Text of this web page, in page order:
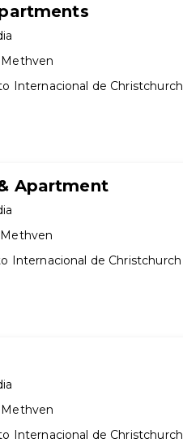
Internacional de Christchurch
Apartment
Internacional de Christchurch
Internacional de Christchurch